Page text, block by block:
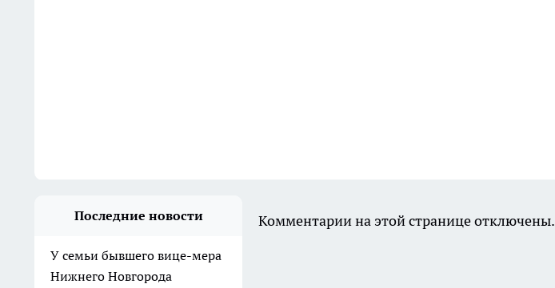
Последние новости
У семьи бывшего вице-мера
Нижнего Новгорода
Комментарии на этой странице отключены.